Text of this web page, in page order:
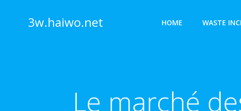
3w.haiwo.net HOME WASTE
Le marché